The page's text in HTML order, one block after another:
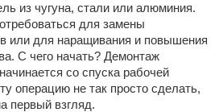
из чугуна, стали или алюминия.
для замены
или для наращивания и повышения
С чего начать? Демонтаж
со спуска рабочей
операцию не так просто сделать,
первый взгляд.